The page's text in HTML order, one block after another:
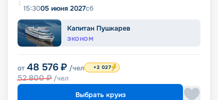
15:3005 июня 2027сб
Капитан Пушкарев
ЭКОНОМ
от 48 576 ₽ /чел
52 800₽ /чел
+2 027
Выбрать круиз